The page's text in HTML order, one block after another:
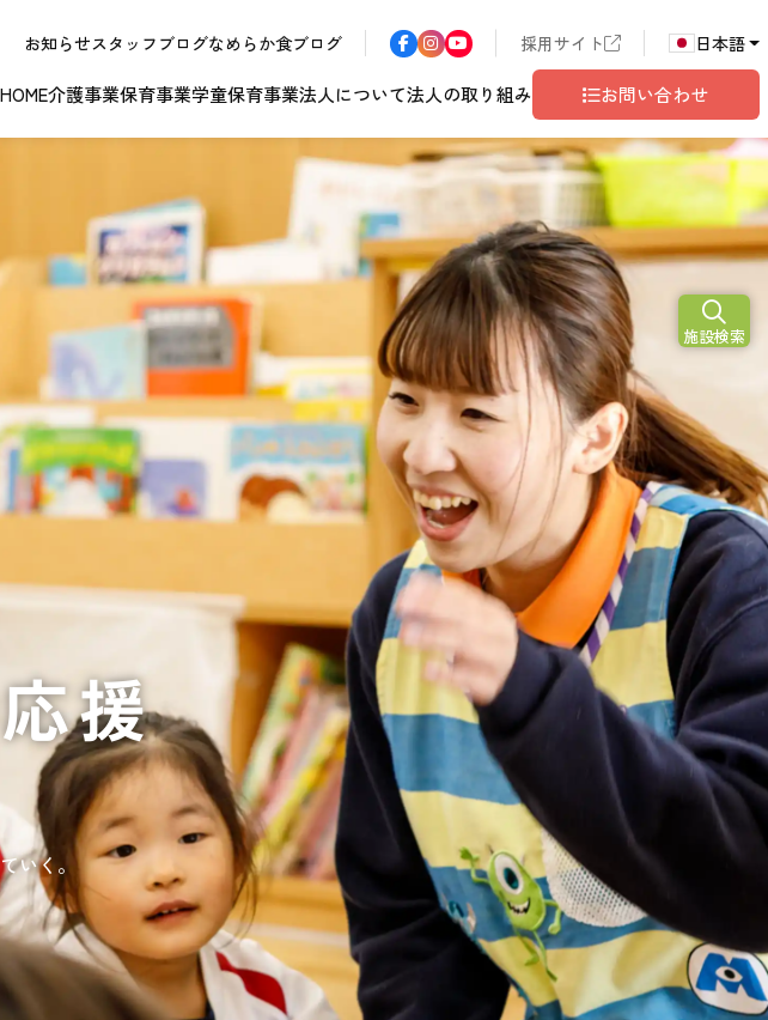
お知らせスタッフブログなめらか食ブログ 採用サイト 日本語
HOME介護事業
岐阜エリア 長野エリア 東京都世田谷
件検索
リハビリを受けたい
高齢者向けの部屋を借りたい
に短期宿泊して介護、
施設等に通って介護、リハビリを受けたい
期宿泊を組み合わせて介護、
リハビリを受けたい
福祉器具（車いす・ベッド等）を利用したい
保育事業
ジョイフル多治見こども園
サン・サンこども園
グレイスフル塩尻
学童保育事業法人について
理念 / クレド ロゴマークの由来
処遇改善加算について
法人の取り組み
介護記録システム 地域共生
福祉リンク集
お問い合わせ
退職者実務経歴書
発行申請
ハラスメント
相談窓口
いきます。
いく。
するとともに、
育所です。
2026年
10月
開設予定
施設検索